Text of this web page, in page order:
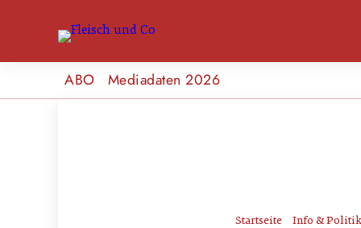
ABO Mediadaten 2026
Startseite Info &